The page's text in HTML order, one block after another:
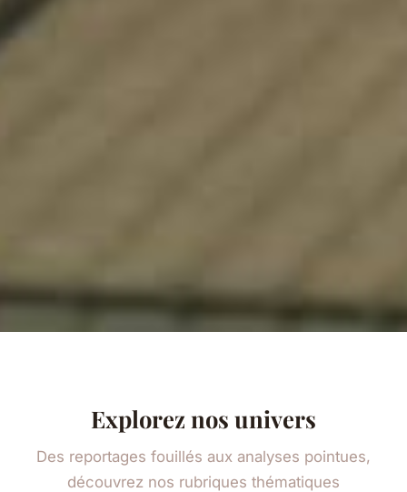
Explorez nos univers
Des reportages fouillés aux analyses pointues,
découvrez nos rubriques thématiques